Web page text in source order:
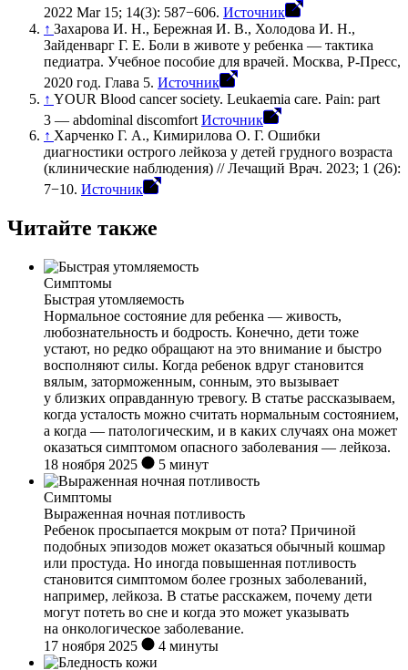
2022 Mar 15; 14(3): 587−606. Источник
↑ Захарова И. Н., Бережная И. В., Холодова И. Н.,
Зайденварг Г. Е. Боли в животе у ребенка — тактика
педиатра. Учебное пособие для врачей. Москва, Р-Пресс,
2020 год. Глава 5. Источник
↑ YOUR Blood cancer society. Leukaemia care. Pain: part
3 — abdominal discomfort Источник
↑ Харченко Г. А., Кимирилова О. Г. Ошибки
диагностики острого лейкоза у детей грудного возраста
(клинические наблюдения) // Лечащий Врач. 2023; 1 (26):
7−10. Источник
Читайте также
Симптомы
Быстрая утомляемость
Нормальное состояние для ребенка — живость,
любознательность и бодрость. Конечно, дети тоже
устают, но редко обращают на это внимание и быстро
восполняют силы. Когда ребенок вдруг становится
вялым, заторможенным, сонным, это вызывает
у близких оправданную тревогу. В статье рассказываем,
когда усталость можно считать нормальным состоянием,
а когда — патологическим, и в каких случаях она может
оказаться симптомом опасного заболевания — лейкоза.
18 ноября 2025
5 минут
Симптомы
Выраженная ночная потливость
Ребенок просыпается мокрым от пота? Причиной
подобных эпизодов может оказаться обычный кошмар
или простуда. Но иногда повышенная потливость
становится симптомом более грозных заболеваний,
например, лейкоза. В статье расскажем, почему дети
могут потеть во сне и когда это может указывать
на онкологическое заболевание.
17 ноября 2025
4 минуты